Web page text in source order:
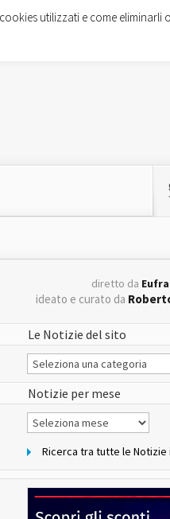
diretto da
ideato e curato da
Le Notizie del sito
Le
Notizie
del
sito
Notizie per mese
Notizie
per
Ricerca tra tutte le Notizie
utilizzati e come eliminarli